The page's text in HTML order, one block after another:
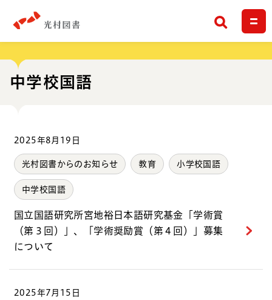
検索
中学校国語
2025年8月19日
光村図書からのお知らせ 教育 小学校国語
中学校国語
国立国語研究所宮地裕日本語研究基金「学術賞
（第３回）」、「学術奨励賞（第４回）」募集
について
2025年7月15日